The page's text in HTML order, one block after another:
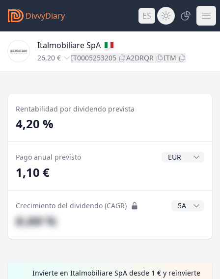
DivvyDiary ES
Italmobiliare SpA
26,20 € IT0005253205 A2DRQR ITM
Rentabilidad por dividendo prevista
4,20 %
Pago anual previsto Divisa del
1,10 €
Crecimiento del dividendo (CAGR) Años CAGR
#,## %
Invierte en Italmobiliare SpA desde 1 € y reinvierte